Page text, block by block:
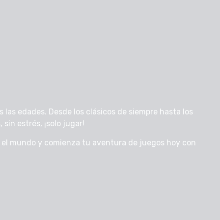
edades. Desde los clásicos de siempre hasta los
estrés, ¡solo jugar!
mundo y comienza tu aventura de juegos hoy con